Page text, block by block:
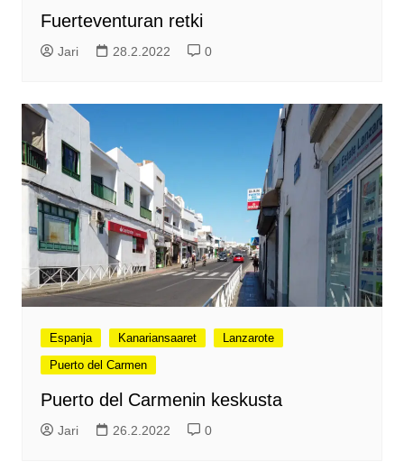
Fuerteventuran retki
Jari 28.2.2022 0
Espanja Kanariansaaret
Lanzarote
Puerto del Carmen
Puerto del Carmenin keskusta
Jari 26.2.2022 0